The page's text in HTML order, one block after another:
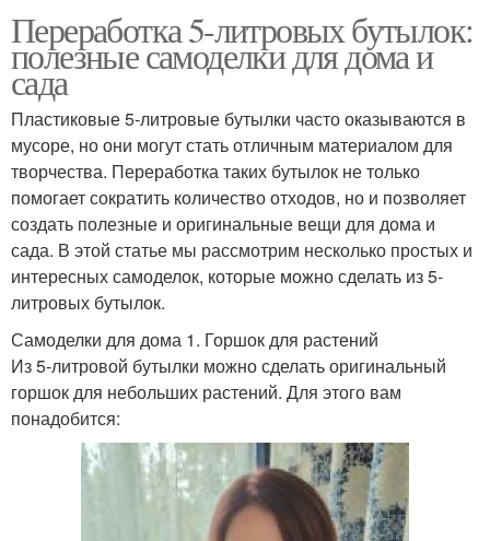
Переработка 5-литровых бутылок:
полезные самоделки для дома и
сада
Пластиковые 5-литровые бутылки часто оказываются в
мусоре, но они могут стать отличным материалом для
творчества. Переработка таких бутылок не только
помогает сократить количество отходов, но и позволяет
создать полезные и оригинальные вещи для дома и
сада. В этой статье мы рассмотрим несколько простых и
интересных самоделок, которые можно сделать из 5-
литровых бутылок.
Самоделки для дома 1. Горшок для растений
Из 5-литровой бутылки можно сделать оригинальный
горшок для небольших растений. Для этого вам
понадобится: